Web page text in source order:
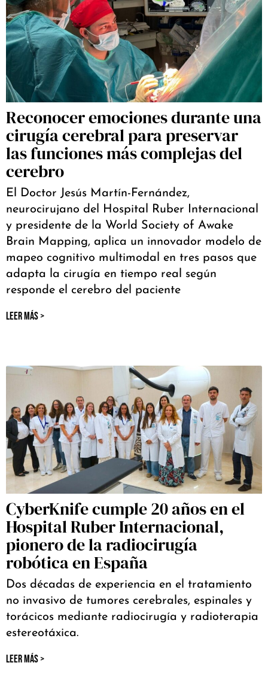
Reconocer emociones durante una
cirugía cerebral para preservar
las funciones más complejas del
cerebro
El Doctor Jesús Martín-Fernández,
neurocirujano del Hospital Ruber Internacional
y presidente de la World Society of Awake
Brain Mapping, aplica un innovador modelo de
mapeo cognitivo multimodal en tres pasos que
adapta la cirugía en tiempo real según
responde el cerebro del paciente
LEER MÁS >
CyberKnife cumple 20 años en el
Hospital Ruber Internacional,
pionero de la radiocirugía
robótica en España
Dos décadas de experiencia en el tratamiento
no invasivo de tumores cerebrales, espinales y
torácicos mediante radiocirugía y radioterapia
estereotáxica.
LEER MÁS >